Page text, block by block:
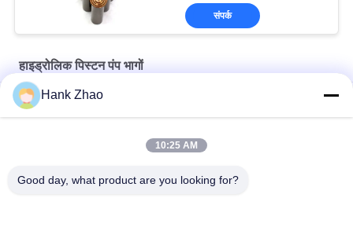
संपर्क
हाइड्रोलिक पिस्टन पंप भागों
मूल प्रतिस्थापन के लिए वोल्वो कास्ट आयरन गियर पंप वीओई 14561971
Hank Zhao
10:25 AM
Good day, what product are you looking for?